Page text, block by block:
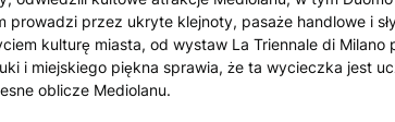
przez ukryte klejnoty, pasaże handlowe i
kulturę miasta, od wystaw La Triennale di Milano
i miejskiego piękna sprawia, że ​​ta wycieczka jest
oblicze Mediolanu.